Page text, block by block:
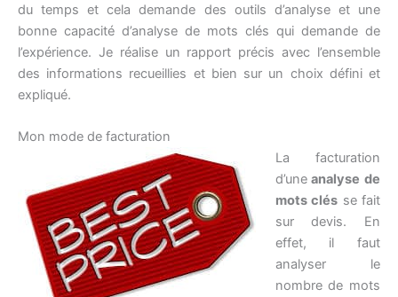
du temps et cela demande des outils d’analyse et une
bonne capacité d’analyse de mots clés qui demande de
l’expérience. Je réalise un rapport précis avec l’ensemble
des informations recueillies et bien sur un choix défini et
expliqué.
Mon mode de facturation
La facturation
d’uneanalyse de
mots clés se fait
sur devis. En
effet, il faut
analyser le
nombre de mots